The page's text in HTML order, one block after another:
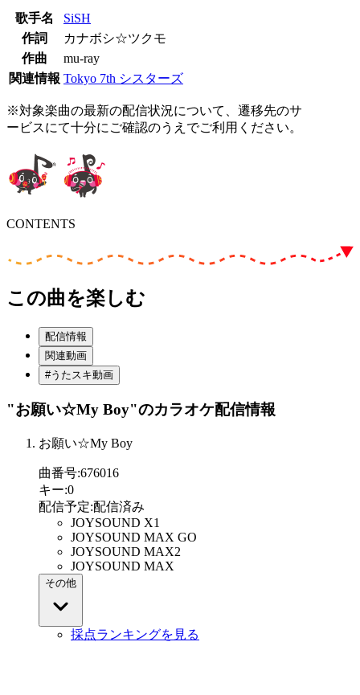
歌手名
SiSH
作詞
カナボシ☆ツクモ
作曲
mu-ray
関連情報 Tokyo 7th シスターズ
※対象楽曲の最新の配信状況について、遷移先のサ
ービスにて十分にご確認のうえでご利用ください。
CONTENTS
この曲を楽しむ
配信情報
関連動画
#うたスキ動画
"お願い☆My Boy"のカラオケ配信情報
お願い☆My Boy
曲番号:676016
キー:0
配信予定:配信済み
JOYSOUND X1
JOYSOUND MAX GO
JOYSOUND MAX2
JOYSOUND MAX
その他
採点ランキングを見る